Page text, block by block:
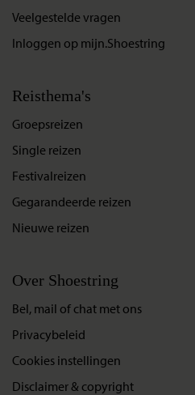
Veelgestelde vragen
Inloggen op mijn.Shoestring
Reisthema's
Groepsreizen
Single reizen
Festivalreizen
Gegarandeerde reizen
Nieuwe reizen
Over Shoestring
Bel, mail of chat met ons
Privacybeleid
Cookies instellingen
Disclaimer & copyright